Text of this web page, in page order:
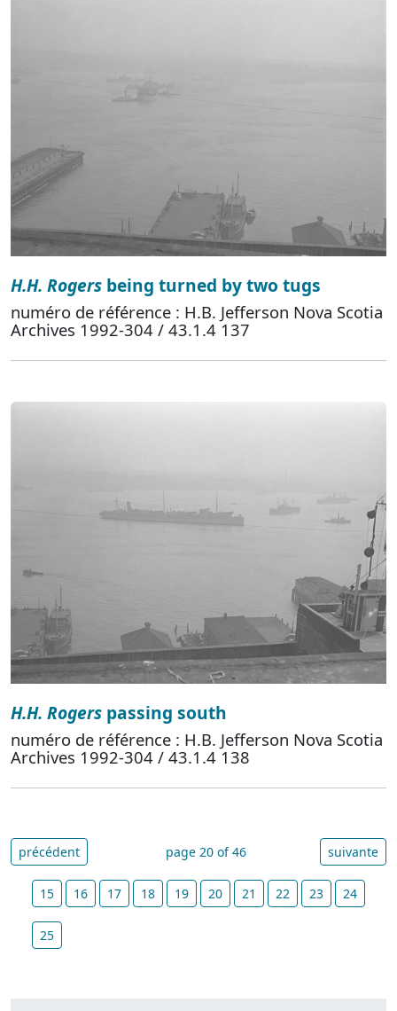
H.H. Rogers being turned by two tugs
numéro de référence : H.B. Jefferson Nova Scotia
Archives 1992-304 / 43.1.4 137
H.H. Rogers passing south
numéro de référence : H.B. Jefferson Nova Scotia
Archives 1992-304 / 43.1.4 138
précédent page 20 of 46 suivante
15 16 17 18 19 20 21 22 23 24
25